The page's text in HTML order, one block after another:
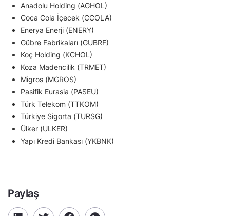
Anadolu Holding (AGHOL)
Coca Cola İçecek (CCOLA)
Enerya Enerji (ENERY)
Gübre Fabrikaları (GUBRF)
Koç Holding (KCHOL)
Koza Madencilik (TRMET)
Migros (MGROS)
Pasifik Eurasia (PASEU)
Türk Telekom (TTKOM)
Türkiye Sigorta (TURSG)
Ülker (ULKER)
Yapı Kredi Bankası (YKBNK)
Paylaş